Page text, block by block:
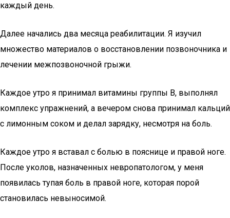
каждый день.
Далее начались два месяца реабилитации. Я изучил
множество материалов о восстановлении позвоночника и
лечении межпозвоночной грыжи.
Каждое утро я принимал витамины группы В, выполнял
комплекс упражнений, а вечером снова принимал кальций
с лимонным соком и делал зарядку, несмотря на боль.
Каждое утро я вставал с болью в пояснице и правой ноге.
После уколов, назначенных невропатологом, у меня
появилась тупая боль в правой ноге, которая порой
становилась невыносимой.